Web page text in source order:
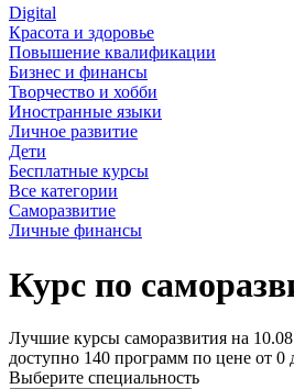
Digital
Красота и здоровье
Повышение квалификации
Бизнес и финансы
Творчество и хобби
Иностранные языки
Личное развитие
Дети
Бесплатные курсы
Все категории
Саморазвитие
Личные финансы
Курс по
Лучшие курсы саморазвития на
доступно 140 программ по цене от 0
Выберите специальность